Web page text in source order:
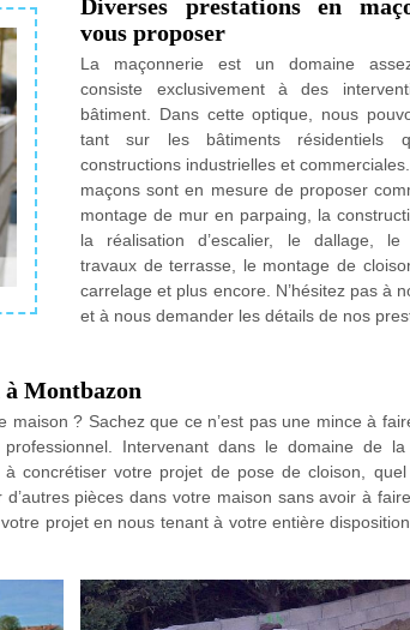
Diverses prestations en
vous proposer
La maçonnerie est un domaine
consiste exclusivement à des
bâtiment. Dans cette optique, nous
tant sur les bâtiments résidentiels
constructions industrielles et
maçons sont en mesure de proposer
montage de mur en parpaing, la
la réalisation d’escalier, le dallage, le
travaux de terrasse, le montage de
carrelage et plus encore. N’hésitez pas à
et à nous demander les détails de nos
à Montbazon
maison ? Sachez que ce n’est pas une mince à
Intervenant dans le domaine de la
concrétiser votre projet de pose de cloison, quel
pièces dans votre maison sans avoir à
projet en nous tenant à votre entière